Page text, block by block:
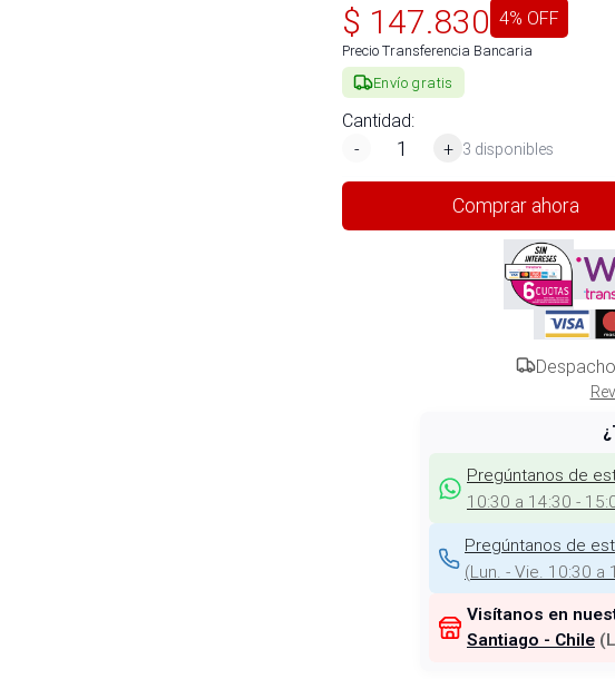
$ 147.830 4% OFF
Precio Transferencia Bancaria
Envío gratis
Cantidad:
-
+ 3 disponibles
Comprar ahora
Pregúntanos de
10:30 a 14:30 -
Pregúntanos de
(Lun. - Vie. 10:30 a
Visítanos en
Santiago - Chile (